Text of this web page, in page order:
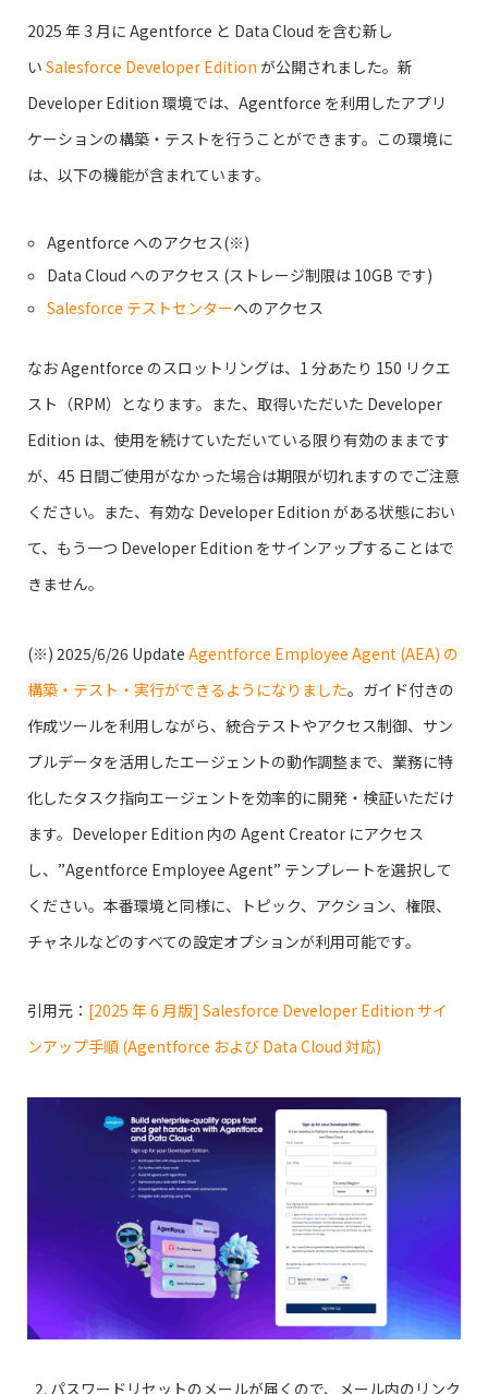
2025 年 3 月に Agentforce と Data Cloud を含む新し
い Salesforce Developer Edition が公開されました。新
Developer Edition 環境では、Agentforce を利用したアプリ
ケーションの構築・テストを行うことができます。この環境に
は、以下の機能が含まれています。
Agentforce へのアクセス(※)
Data Cloud へのアクセス (ストレージ制限は 10GB です)
Salesforce テストセンターへのアクセス
なお Agentforce のスロットリングは、1 分あたり 150 リクエ
スト（RPM）となります。また、取得いただいた Developer
Edition は、使用を続けていただいている限り有効のままです
が、45 日間ご使用がなかった場合は期限が切れますのでご注意
ください。また、有効な Developer Edition がある状態におい
て、もう一つ Developer Edition をサインアップすることはで
きません。
(※) 2025/6/26 Update Agentforce Employee Agent (AEA) の
構築・テスト・実行ができるようになりました。ガイド付きの
作成ツールを利用しながら、統合テストやアクセス制御、サン
プルデータを活用したエージェントの動作調整まで、業務に特
化したタスク指向エージェントを効率的に開発・検証いただけ
ます。Developer Edition 内の Agent Creator にアクセス
し、”Agentforce Employee Agent” テンプレートを選択して
ください。本番環境と同様に、トピック、アクション、権限、
チャネルなどのすべての設定オプションが利用可能です。
引用元： [2025 年 6 月版] Salesforce Developer Edition サイ
ンアップ手順 (Agentforce および Data Cloud 対応)
パスワードリセットのメールが届くので、メール内のリンク